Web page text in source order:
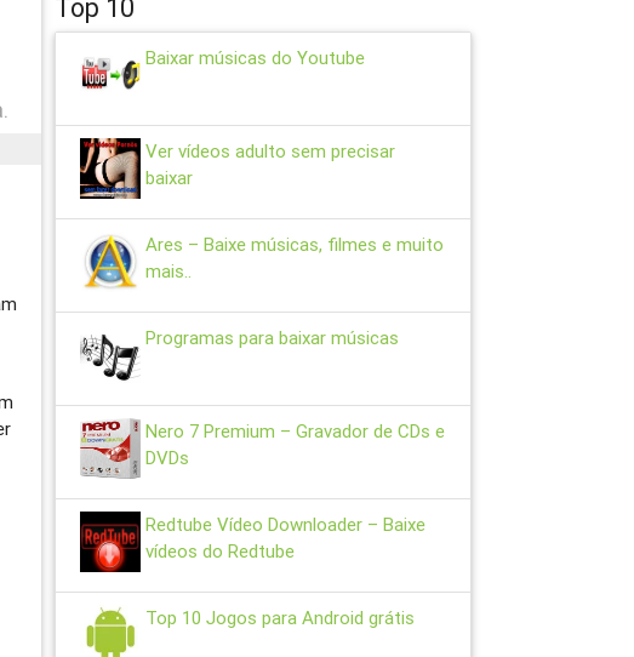
Top 10
Baixar músicas do Youtube
Ver vídeos adulto sem precisar
baixar
Ares – Baixe músicas, filmes e muito
mais..
Programas para baixar músicas
Nero 7 Premium – Gravador de CDs e
DVDs
Redtube Vídeo Downloader – Baixe
vídeos do Redtube
Top 10 Jogos para Android grátis